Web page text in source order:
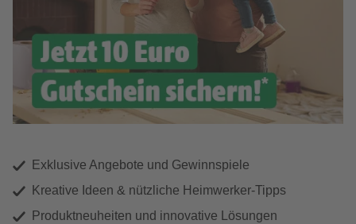
Exklusive Angebote und Gewinnspiele
Kreative Ideen & nützliche Heimwerker-Tipps
Produktneuheiten und innovative Lösungen